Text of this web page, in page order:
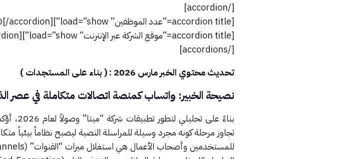
[/accordion]
[accordion title=”عدد الموظفين” load=”show”]50[/accordion]
[accordion title=”موقع الشركة عبر الإنترنت” load=”show”]www.whatsapp.com[/accordion]
[/accordions]
تحديث محتوي الخبر مارس 2026 : ( بناء على المستجدات )
نصيحة الخبير: واتساب كمنصة اتصالات متكاملة في عصر
بناءً على تحليلي لتطور تطبيقات شركة “ميتا” وصولاً لعام 2026، أؤكد أن تطبيق
تجاوز مرحلة كونه مجرد وسيلة للمراسلة النصية ليصبح نظاماً بيئياً